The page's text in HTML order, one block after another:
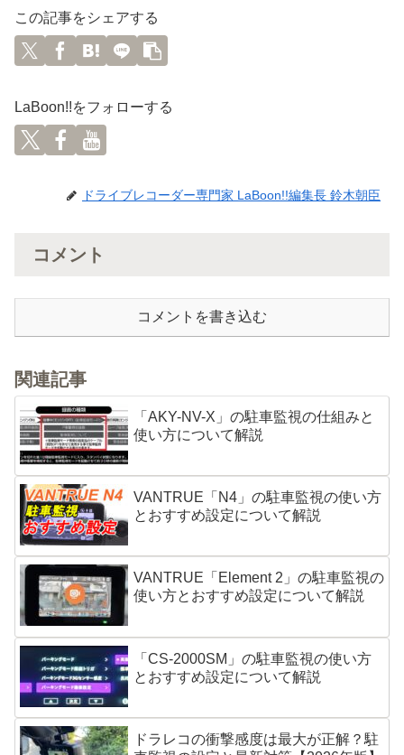
この記事をシェアする
LaBoon!!をフォローする
ドライブレコーダー専門家 LaBoon!!編集長 鈴木朝臣
コメント
コメントを書き込む
関連記事
「AKY-NV-X」の駐車監視の仕組みと
使い方について解説
VANTRUE「N4」の駐車監視の使い方
とおすすめ設定について解説
VANTRUE「Element 2」の駐車監視の
使い方とおすすめ設定について解説
「CS-2000SM」の駐車監視の使い方
とおすすめ設定について解説
ドラレコの衝撃感度は最大が正解？駐